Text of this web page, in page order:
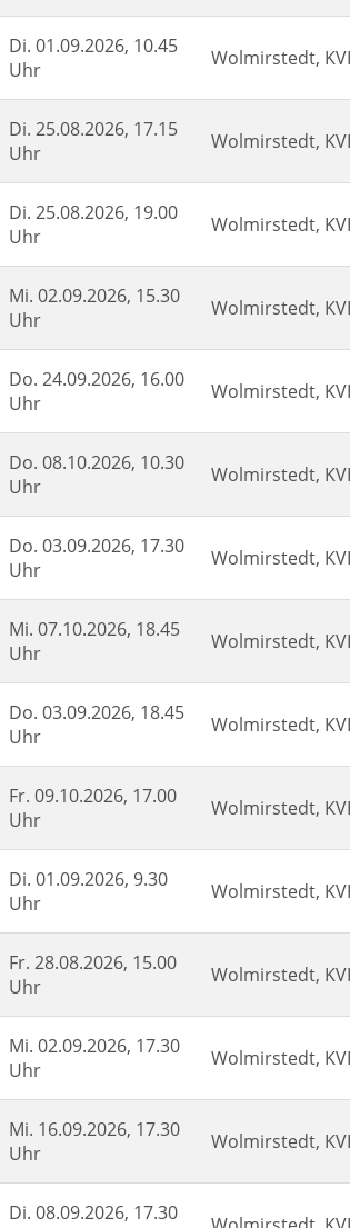
Di. 01.09.2026, 10.45
Uhr
Wolmirstedt,
Di. 25.08.2026, 17.15
Uhr
Wolmirstedt,
Di. 25.08.2026, 19.00
Uhr
Wolmirstedt,
Mi. 02.09.2026, 15.30
Uhr
Wolmirstedt,
Do. 24.09.2026, 16.00
Uhr
Wolmirstedt,
Do. 08.10.2026, 10.30
Uhr
Wolmirstedt,
Do. 03.09.2026, 17.30
Uhr
Wolmirstedt,
Mi. 07.10.2026, 18.45
Uhr
Wolmirstedt,
Do. 03.09.2026, 18.45
Uhr
Wolmirstedt,
Fr. 09.10.2026, 17.00
Uhr
Wolmirstedt,
Di. 01.09.2026, 9.30
Uhr
Wolmirstedt,
Fr. 28.08.2026, 15.00
Uhr
Wolmirstedt,
Mi. 02.09.2026, 17.30
Uhr
Wolmirstedt,
Mi. 16.09.2026, 17.30
Uhr
Wolmirstedt,
Di. 08.09.2026, 17.30